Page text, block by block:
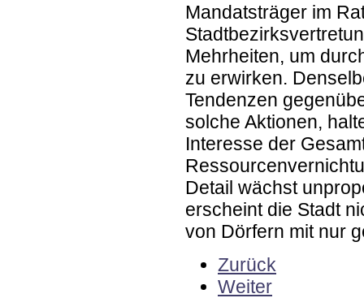
Mandatsträger im
Mehrheiten, um
zu erwirken.
Tendenzen
solche Aktionen,
Interesse der
Detail wächst
erscheint die Stadt
von Dörfern mit nur
Zurück
Weiter